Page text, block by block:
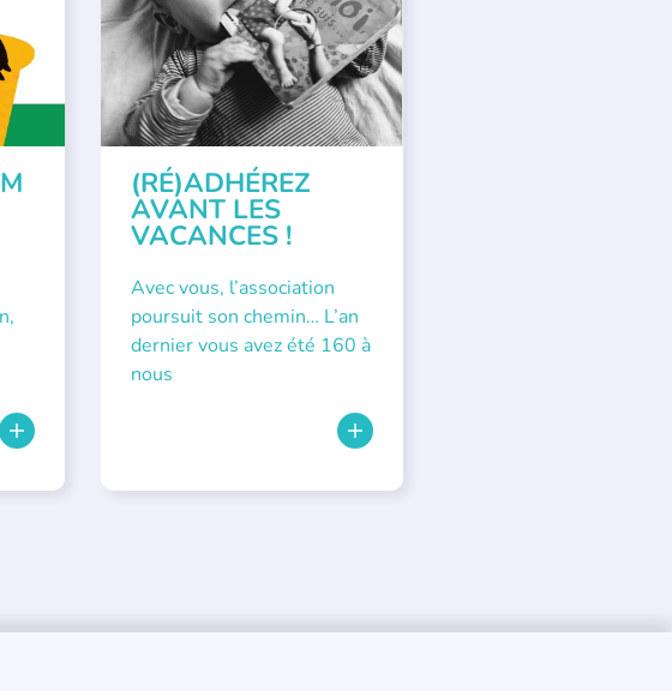
(RÉ)ADHÉREZ
AVANT LES
VACANCES !
Avec vous, l’association
poursuit son chemin… L’an
dernier vous avez été 160 à
nous